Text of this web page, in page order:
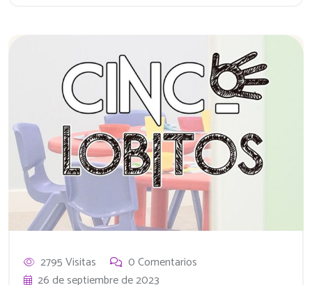
2795 Visitas
0 Comentarios
26 de septiembre de 2023